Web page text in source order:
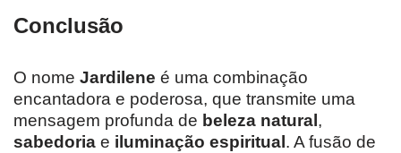
Conclusão
O nome Jardilene é uma combinação
encantadora e poderosa, que transmite uma
mensagem profunda de beleza natural ,
sabedoria e iluminação espiritual . A fusão de